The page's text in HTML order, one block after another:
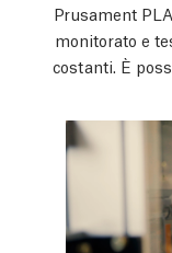
Prusament
monitorato e
costanti. È